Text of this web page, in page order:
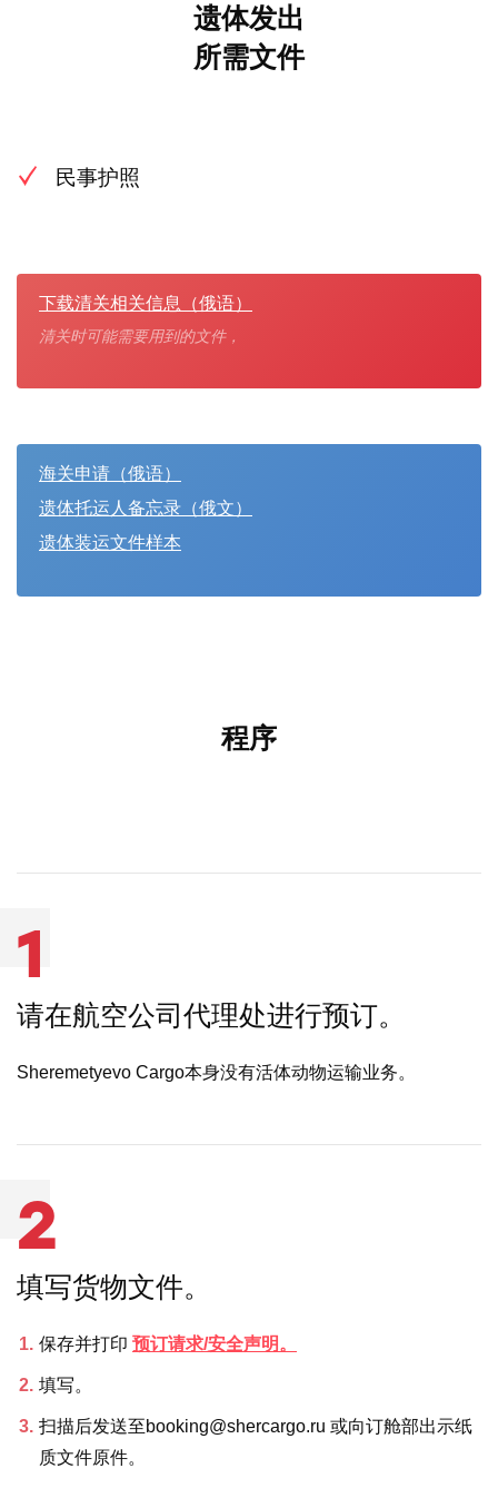
遗体发出
所需文件
民事护照
下载清关相关信息（俄语）
清关时可能需要用到的文件，
海关申请（俄语）
遗体托运人备忘录（俄文）
遗体装运文件样本
程序
1
请在航空公司代理处进行预订。
Sheremetyevo Cargo本身没有活体动物运输业务。
2
填写货物文件。
保存并打印 预订请求/安全声明。
填写。
扫描后发送至booking@shercargo.ru 或向订舱部出示纸
质文件原件。